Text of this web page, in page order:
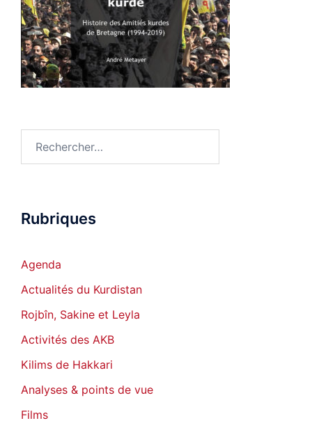
Rubriques
Agenda
Actualités du Kurdistan
Rojbîn, Sakine et Leyla
Activités des AKB
Kilims de Hakkari
Analyses & points de vue
Films